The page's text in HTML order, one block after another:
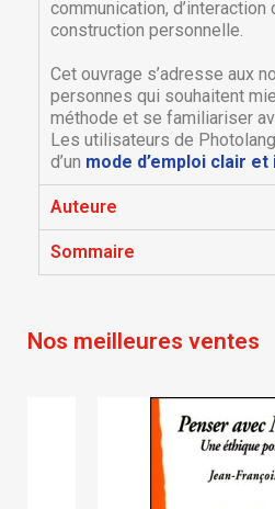
add_circle_outline Créer une nouvelle liste
Créer une liste
Nom de la liste d'envies
Annuler Créer
Connexion
Vous devez être connecté
communication, d’interaction
construction personnelle.
Cet ouvrage s’adresse aux
personnes qui souhaitent
méthode et se familiariser
Les utilisateurs de
d’un mode d’emploi clair
Auteure
Sommaire
Nos meilleures ventes